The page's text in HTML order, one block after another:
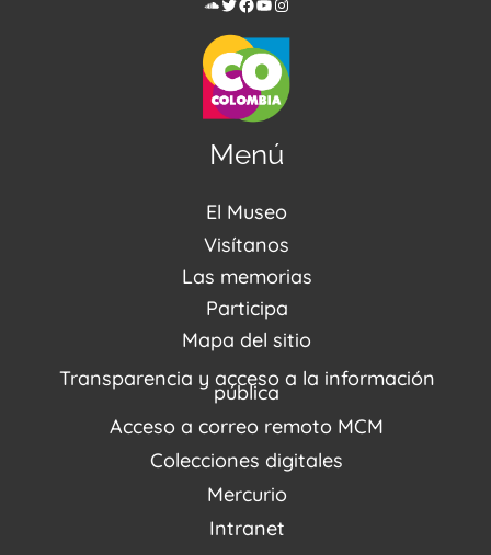
Menú
El Museo
Acerca de nosotros
Noticias
Visítanos
Visítanos
Reserva tus espacios
Agenda / Programación
Recorridos Virtuales
Las memorias
Centro de Recursos
Repositorio (MUSEO / CASA / MEMORIA)
Narrativas del conflicto
Proyectos
Enlaces de memorias
Fondo Editorial
Participa
Estímulos
Mapa del sitio
Transparencia y acceso a la información
pública
Acceso a correo remoto MCM
Colecciones digitales
Mercurio
Intranet